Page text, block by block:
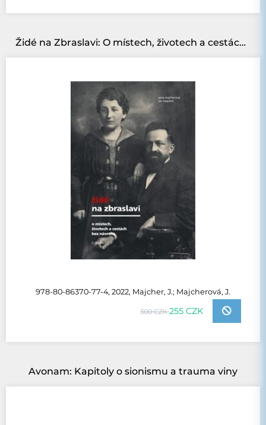
Židé na Zbraslavi: O místech, životech a cestách bez návratu
978-80-86370-77-4, 2022, Majcher, J.; Majcherová, J.
300 CZK255 CZK
Avonam: Kapitoly o sionismu a trauma viny